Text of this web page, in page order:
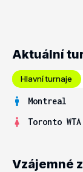
Aktuální
Hlavní turnaje
Montreal
Toronto WTA
Vzájemné